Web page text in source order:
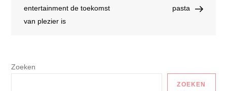
navigatie
entertainment de toekomst
van plezier is
pasta
Zoeken
ZOEKEN